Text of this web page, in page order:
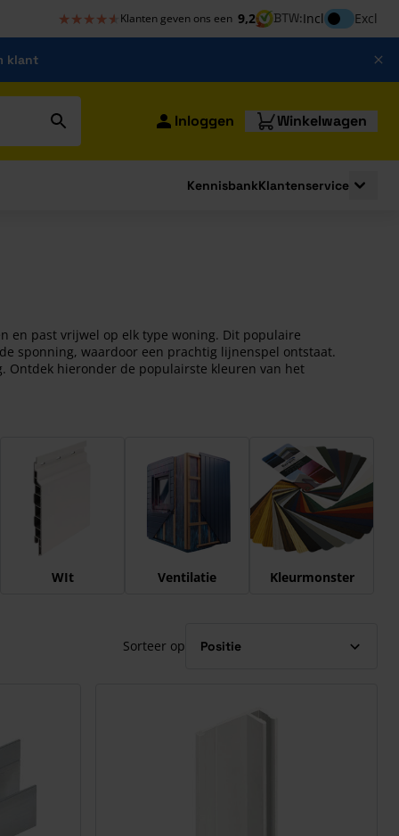
★★★★★
★★★★★ Klanten geven ons een 9,2 BTW:InclInclusief btw
Excl
klant
Inloggen Winkelwagen
for Bouwshop
KennisbankKlantenservice
en past vrijwel op elk type woning. Dit populaire
sponning, waardoor een prachtig lijnenspel ontstaat.
Ontdek hieronder de populairste kleuren van het
WIt Ventilatie Kleurmonster
Sorteer op